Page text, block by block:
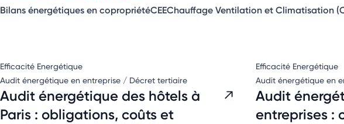
Bilans énergétiques en copropriétéCEEChauffage Ventilation et Climatisation
Efficacité Energétique
Audit énergétique en entreprise / Décret tertiaire
Audit énergétique des hôtels à
Paris : obligations, coûts et
Efficacité Energétique
Audit énergétique en
Audit
entreprises :